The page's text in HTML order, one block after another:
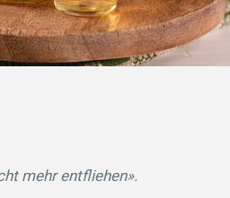
mehr entfliehen».